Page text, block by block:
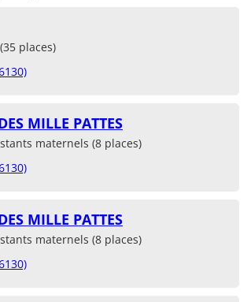
places)
MILLE PATTES
maternels (8 places)
MILLE PATTES
maternels (8 places)